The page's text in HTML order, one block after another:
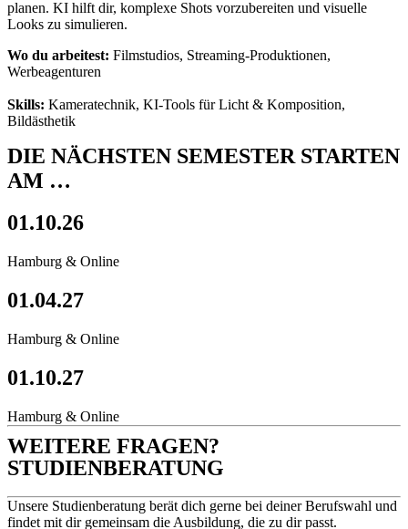
planen. KI hilft dir, komplexe Shots vorzubereiten und visuelle
Looks zu simulieren.
Wo du arbeitest: Filmstudios, Streaming-Produktionen,
Werbeagenturen
Skills: Kameratechnik, KI-Tools für Licht & Komposition,
Bildästhetik
DIE NÄCHSTEN SEMESTER STARTEN
AM …
01.10.26
Hamburg & Online
01.04.27
Hamburg & Online
01.10.27
Hamburg & Online
WEITERE FRAGEN?
STUDIENBERATUNG
Unsere Studienberatung berät dich gerne bei deiner Berufswahl und
findet mit dir gemeinsam die Ausbildung, die zu dir passt.